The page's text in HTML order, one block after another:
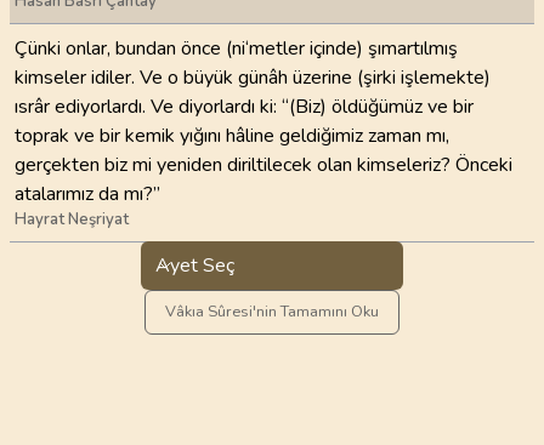
Çünki onlar, bundan önce (ni‘metler içinde) şımartılmış
kimseler idiler. Ve o büyük günâh üzerine (şirki işlemekte)
ısrâr ediyorlardı. Ve diyorlardı ki: “(Biz) öldüğümüz ve bir
toprak ve bir kemik yığını hâline geldiğimiz zaman mı,
gerçekten biz mi yeniden diriltilecek olan kimseleriz? Önceki
atalarımız da mı?”
Hayrat Neşriyat
Ayet Seç
Vâkıa Sûresi'nin Tamamını Oku